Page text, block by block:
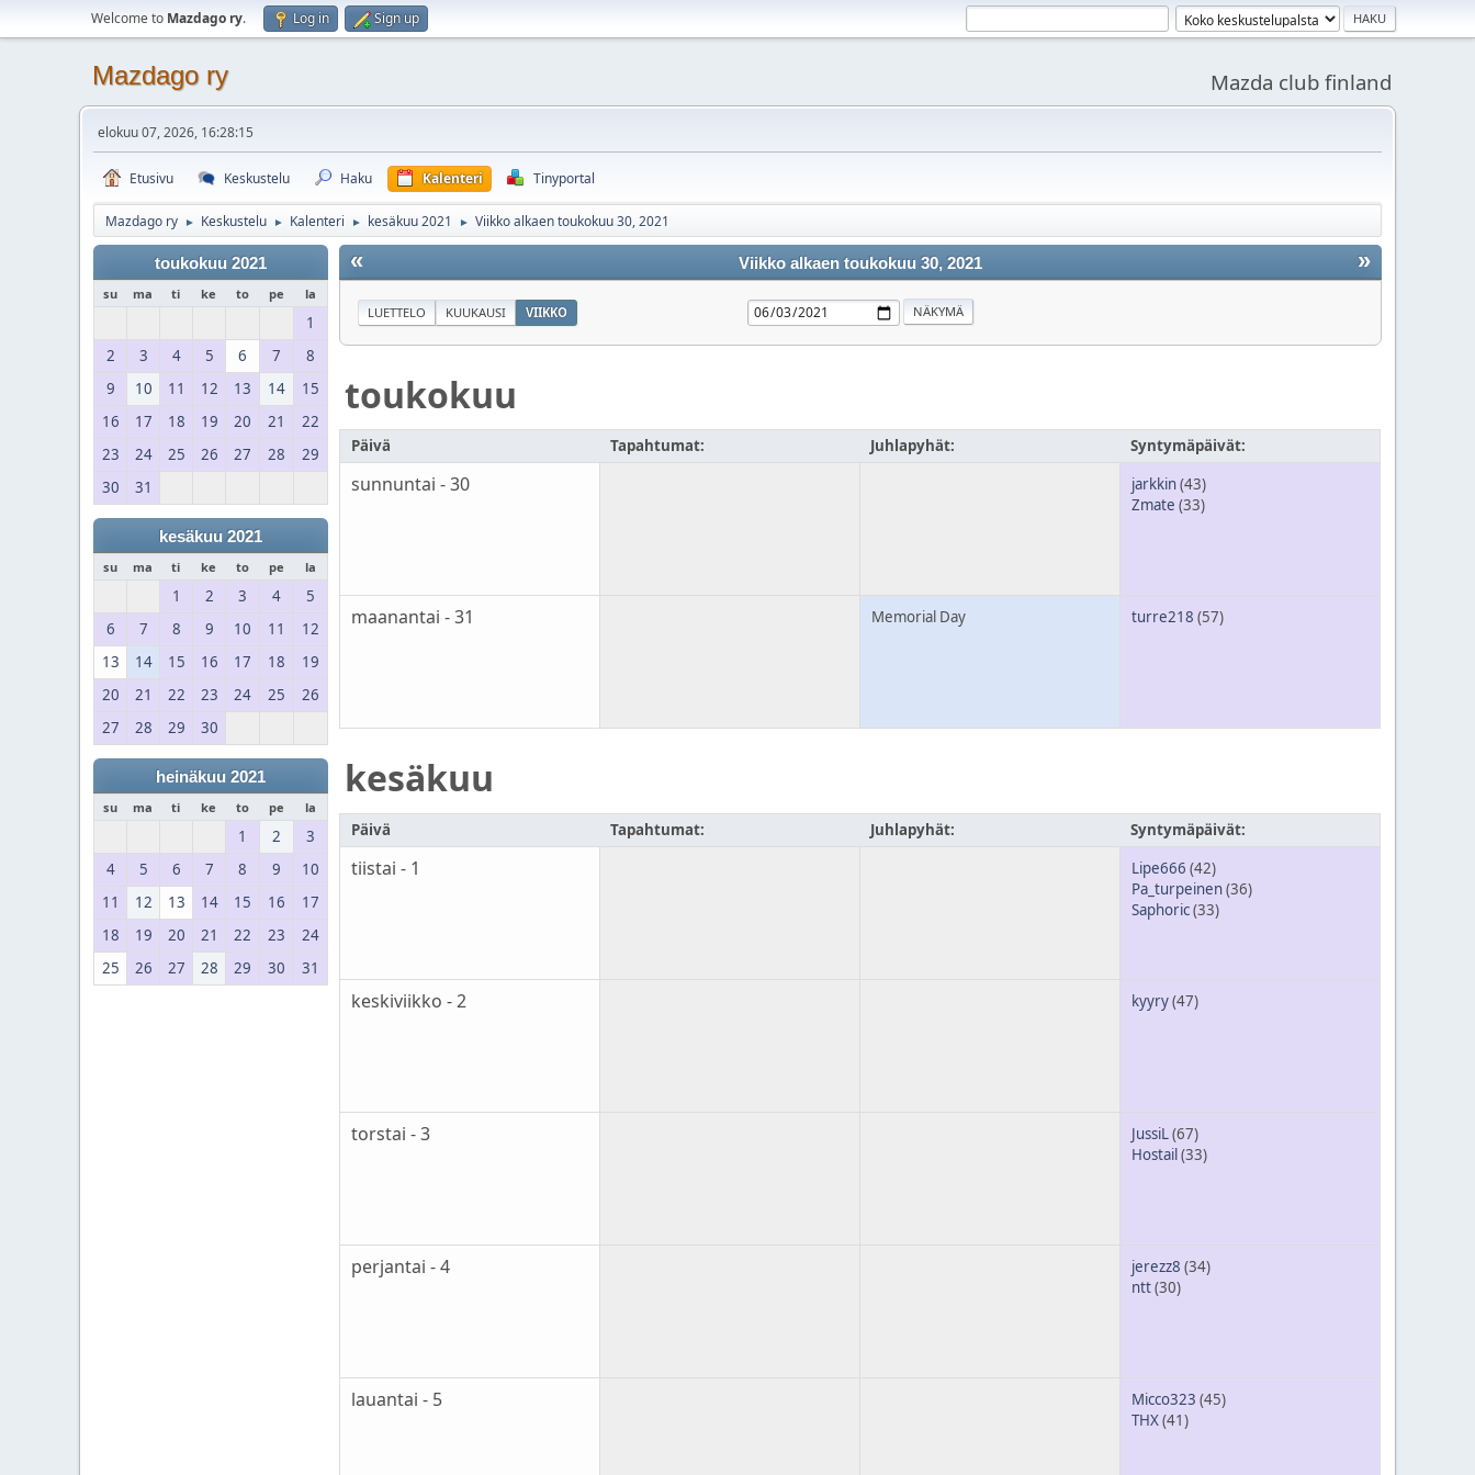
Welcome to Mazdago ry. Log in Sign up
Mazdago ry Mazda club finland
elokuu 07, 2026, 16:28:15
Etusivu Keskustelu Haku Kalenteri Tinyportal
Mazdago ry ► Keskustelu ► Kalenteri ► kesäkuu 2021 ► Viikko alkaen toukokuu 30, 2021
toukokuu 2021
su ma ti ke to pe la
1
2
3 4 5 6 7
8
9
10 11 12 13 14
15
16
17 18 19 20 21
22
23
24 25 26 27 28
29
30
31
kesäkuu 2021
su ma ti ke to pe la
1 2 3 4
5
6
7 8 9 10 11
12
13
14 15 16 17 18
19
20
21 22 23 24 25
26
27
28 29 30
heinäkuu 2021
su ma ti ke to pe la
1 2
3
4
5 6 7 8 9
10
11
12 13 14 15 16
17
18
19 20 21 22 23
24
25
26 27 28 29 30 31
« »
Viikko alkaen toukokuu 30, 2021
LUETTELO KUUKAUSI VIIKKO
toukokuu
Päivä Tapahtumat: Juhlapyhät: Syntymäpäivät:
sunnuntai - 30 jarkkin(43)
Zmate (33)
maanantai - 31 Memorial Day turre218 (57)
kesäkuu
Päivä Tapahtumat: Juhlapyhät: Syntymäpäivät:
tiistai - 1 Lipe666 (42)
Pa_turpeinen(36)
Saphoric(33)
keskiviikko - 2 kyyry(47)
torstai - 3 JussiL(67)
Hostail(33)
perjantai - 4 jerezz8 (34)
ntt(30)
lauantai - 5 Micco323 (45)
THX(41)